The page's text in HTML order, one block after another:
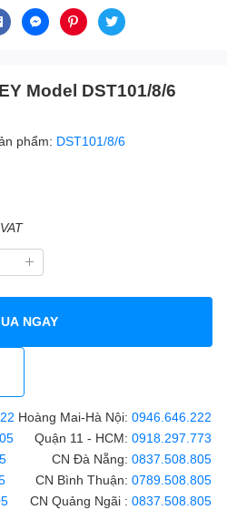
Model DST101/8/6
phẩm: DST101/8/6
NGAY
Hoàng Mai-Hà Nội: 0946.646.222
Quận 11 - HCM: 0918.297.773
CN Đà Nẵng: 0837.508.805
CN Bình Thuận: 0789.508.805
CN Quảng Ngãi : 0837.508.805